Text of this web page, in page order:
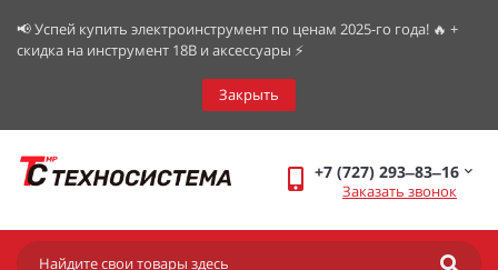
📢 Успей купить электроинструмент по ценам 2025-го года! 🔥 +
скидка на инструмент 18В и аксессуары ⚡️
Закрыть
+7 (727) 293‒83‒16
Заказать звонок